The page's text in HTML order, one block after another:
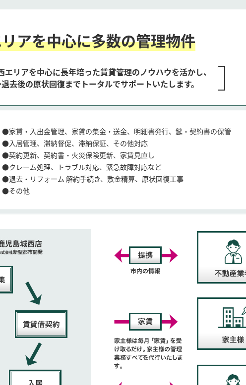
アを中心に多数の管理物件
エリアを中心に長年培った賃貸管理のノウハウを活かし、
去後の原状回復まで トータルでサポートいたします。
●家賃・入出金管理、家賃の集金・送金、 明細書発行、鍵・契約書の保管
●入居管理、滞納督促、滞納保証、その他対応
●契約更新、契約書・火災保険更新、家賃見直し
●クレーム処理、トラブル対応、緊急故障対応など
●退去・リフォーム 解約手続き、敷金精算、 原状回復工事
●その他